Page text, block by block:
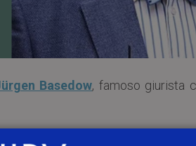
Basedow, famoso giurista
ad Amburgo (Germania),